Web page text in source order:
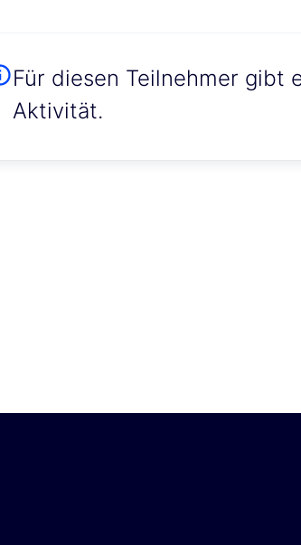
Für diesen Teilnehmer gibt
Aktivität.